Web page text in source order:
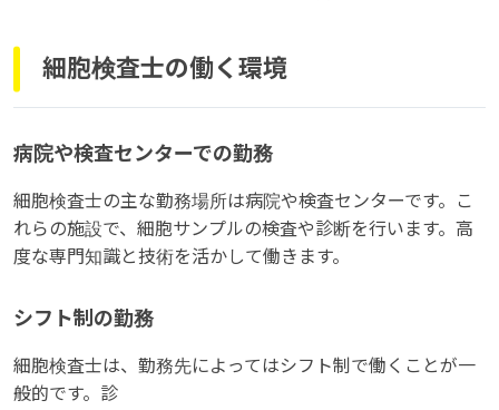
細胞検査士の働く環境
病院や検査センターでの勤務
細胞検査士の主な勤務場所は病院や検査センターです。こ
れらの施設で、細胞サンプルの検査や診断を行います。高
度な専門知識と技術を活かして働きます。
シフト制の勤務
細胞検査士は、勤務先によってはシフト制で働くことが一
般的です。診